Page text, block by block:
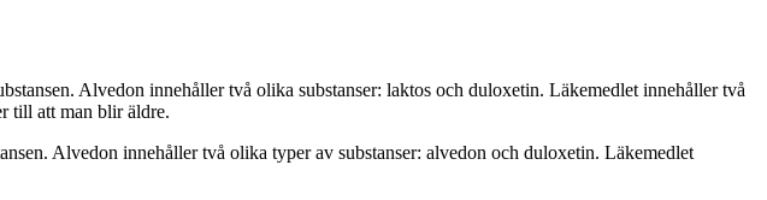
Alvedon innehåller två olika substanser: laktos och duloxetin. Läkemedlet innehåller två
till att man blir äldre.
Alvedon innehåller två olika typer av substanser: alvedon och duloxetin. Läkemedlet